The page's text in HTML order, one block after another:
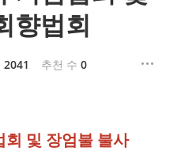
향법회
2041 추천 수 0
및 장엄불 불사